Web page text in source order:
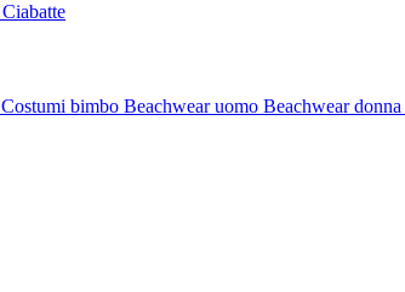
Ciabatte
Costumi bimbo Beachwear uomo Beachwear donna